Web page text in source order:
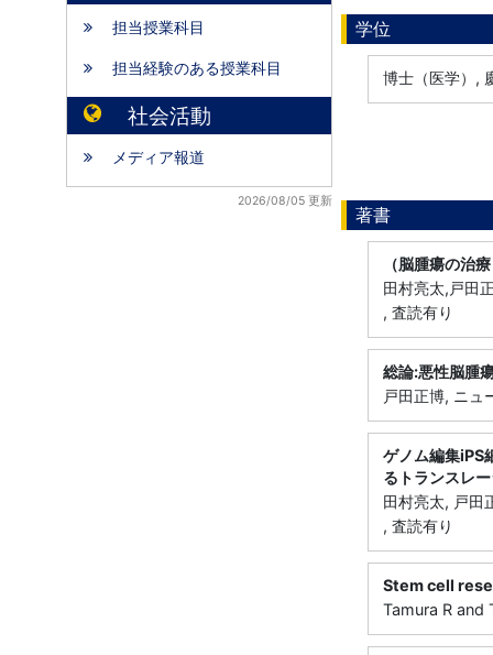
担当授業科目
担当経験のある授業科目
社会活動
メディア報道
2026/08/05 更新
学位
博士（医学）,
著書
（脳腫瘍の治
田村亮太,戸田
, 査読有り
総論:悪性脳腫
戸田正博, ニ
ゲノム編集iPS
るトランスレ
田村亮太, 戸
, 査読有り
Stem cell
Tamura R and